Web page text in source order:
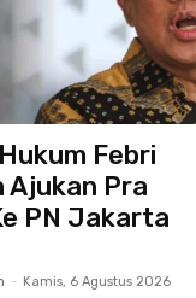
Febri
Ajukan Pra
PN Jakarta
- Kamis, 6 Agustus 2026